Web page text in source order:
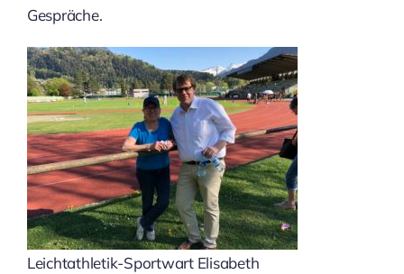
Gespräche.
Leichtathletik-Sportwart Elisabeth